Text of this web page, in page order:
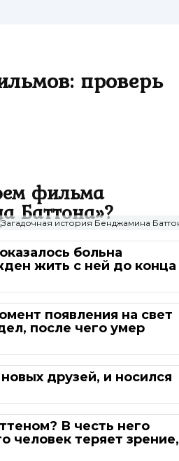
проверь
фильма
Баттона»?
больна
жить с ней до конца
появления на свет
после чего умер
друзей, и носился
В честь него
человек теряет зрение,